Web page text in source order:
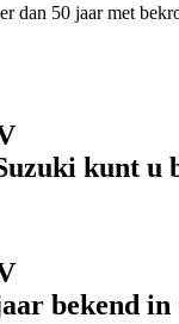
dan 50 jaar met
kunt u
bekend